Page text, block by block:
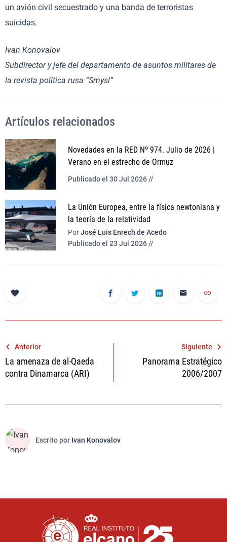
un avión civil secuestrado y una banda de terroristas
suicidas.
Ivan Konovalov
Subdirector y jefe del departamento de asuntos militares de
la revista política rusa “Smysl”
Artículos relacionados
Novedades en la RED Nº 974. Julio de 2026 |
Verano en el estrecho de Ormuz
Publicado el 30 Jul 2026 //
La Unión Europea, entre la física newtoniana y
la teoría de la relatividad
PorJosé Luis Enrech de Acedo
Publicado el 23 Jul 2026 //
Navegación
de
entradas
Anterior
La amenaza de al-Qaeda
contra Dinamarca (ARI)
Siguiente
Panorama Estratégico
2006/2007
Escrito por Ivan Konovalov